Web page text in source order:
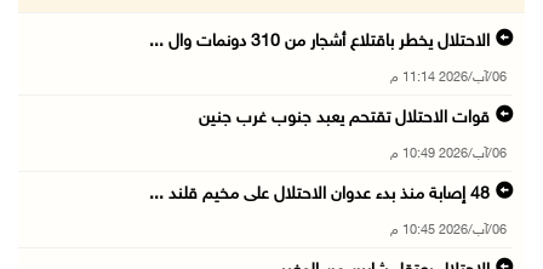
الاحتلال يخطر باقتلاع أشجار من 310 دونمات وال ...
06/آب/2026 11:14 م
قوات الاحتلال تقتحم يعبد جنوب غرب جنين
06/آب/2026 10:49 م
48 إصابة منذ بدء عدوان الاحتلال على مخيم قلند ...
06/آب/2026 10:45 م